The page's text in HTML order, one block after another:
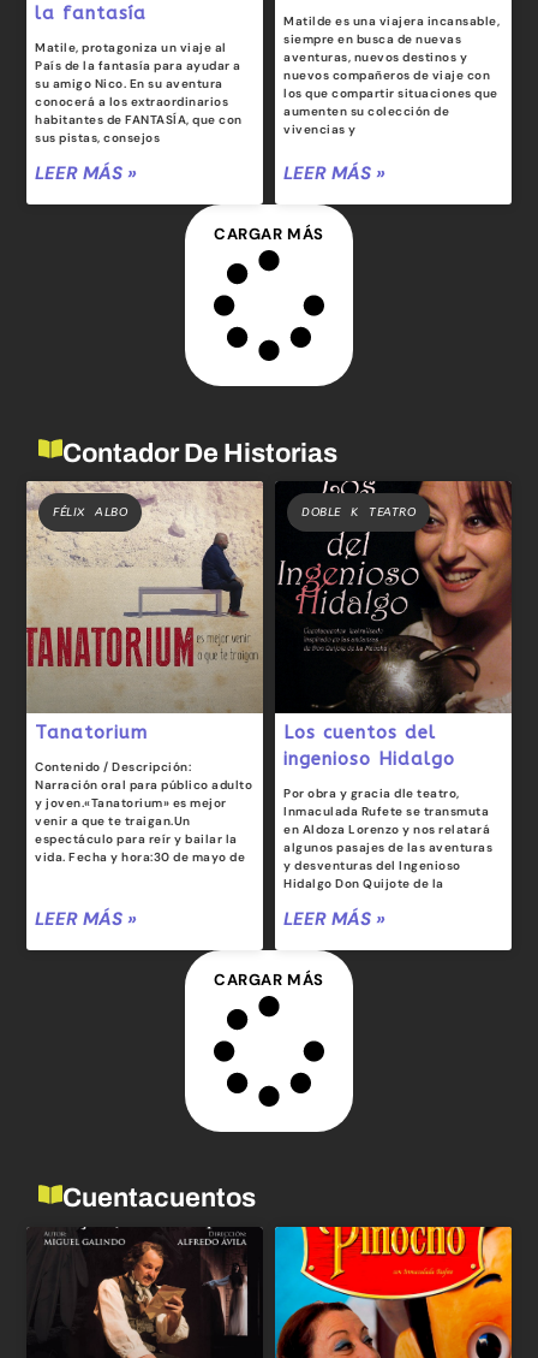
la fantasía
Matile, protagoniza un viaje al
País de la fantasía para ayudar a
su amigo Nico. En su aventura
conocerá a los extraordinarios
habitantes de FANTASÍA, que con
sus pistas, consejos
LEER MÁS »
Matilde es una viajera incansable,
siempre en busca de nuevas
aventuras, nuevos destinos y
nuevos compañeros de viaje con
los que compartir situaciones que
aumenten su colección de
vivencias y
LEER MÁS »
CARGAR MÁS
Contador De Historias
FÉLIX ALBO
Tanatorium
Contenido / Descripción:
Narración oral para público adulto
y joven.«Tanatorium» es mejor
venir a que te traigan.Un
espectáculo para reír y bailar la
vida. Fecha y hora:30 de mayo de
LEER MÁS »
DOBLE K TEATRO
Los cuentos del
ingenioso Hidalgo
Por obra y gracia dle teatro,
Inmaculada Rufete se transmuta
en Aldoza Lorenzo y nos relatará
algunos pasajes de las aventuras
y desventuras del Ingenioso
Hidalgo Don Quijote de la
LEER MÁS »
CARGAR MÁS
Cuentacuentos